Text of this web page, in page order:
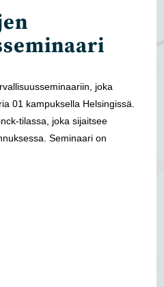
joka
01 kampuksella Helsingissä.
tilassa, joka sijaitsee
Seminaari on